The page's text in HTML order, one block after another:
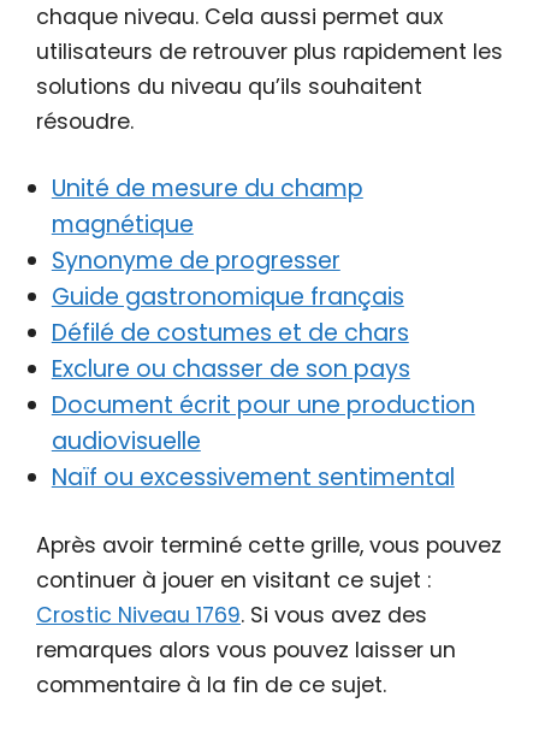
chaque niveau. Cela aussi permet aux
utilisateurs de retrouver plus rapidement les
solutions du niveau qu’ils souhaitent
résoudre.
Unité de mesure du champ
magnétique
Synonyme de progresser
Guide gastronomique français
Défilé de costumes et de chars
Exclure ou chasser de son pays
Document écrit pour une production
audiovisuelle
Naïf ou excessivement sentimental
Après avoir terminé cette grille, vous pouvez
continuer à jouer en visitant ce sujet :
Crostic Niveau 1769. Si vous avez des
remarques alors vous pouvez laisser un
commentaire à la fin de ce sujet.